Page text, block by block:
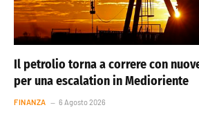
Il petrolio torna a correre con
per una escalation in Medioriente
FINANZA 6 Agosto 2026